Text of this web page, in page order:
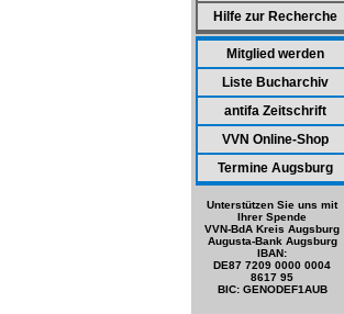
Hilfe zur Recherche
Mitglied werden
Liste Bucharchiv
antifa Zeitschrift
VVN Online-Shop
Termine Augsburg
Unterstützen Sie uns mit
Ihrer Spende
VVN-BdA Kreis Augsburg
Augusta-Bank Augsburg
IBAN:
DE87 7209 0000 0004
8617 95
BIC: GENODEF1AUB